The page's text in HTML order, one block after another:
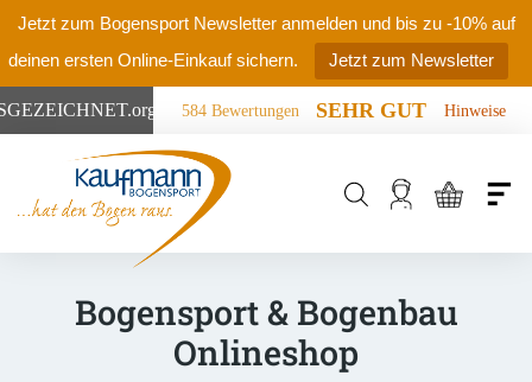
Jetzt zum Bogensport Newsletter anmelden und bis zu -10% auf
deinen ersten Online-Einkauf sichern.
Jetzt zum Newsletter
.org 584 Bewertungen SEHR GUT Hinweise
Products
search
Bogensport & Bogenbau
Onlineshop